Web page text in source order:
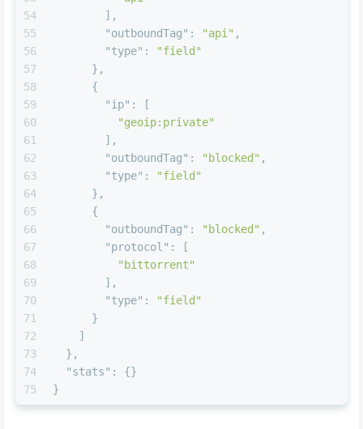
54
55
56
57
58
59
60
61
62
63
64
65
66
67
68
69
70
71
72
73
74
75
] ,
"outboundTag" : "api" ,
"type" :
"field"
} ,
{
"ip" :
[
"geoip:private"
] ,
"outboundTag" : "blocked" ,
"type" :
"field"
} ,
{
"outboundTag" : "blocked" ,
"protocol" :
[
"bittorrent"
] ,
"type" :
"field"
}
]
} ,
"stats" : {}
}